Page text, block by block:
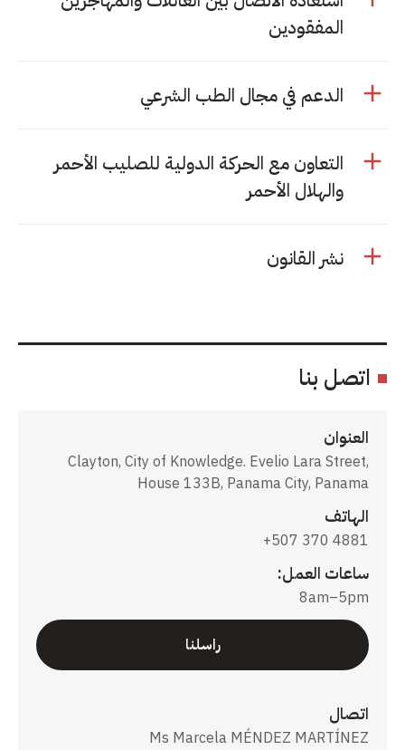
المفقودين
الدعم في مجال الطب الشرعي
التعاون مع الحركة الدولية للصليب الأحمر
والهلال الأحمر
نشر القانون
اتصل بنا
العنوان
Clayton, City of Knowledge. Evelio Lara Street,
House 133B, Panama City, Panama
الهاتف
+507 370 4881
ساعات العمل:
8am–5pm
راسلنا
اتصال
Ms Marcela MÉNDEZ MARTÍNEZ